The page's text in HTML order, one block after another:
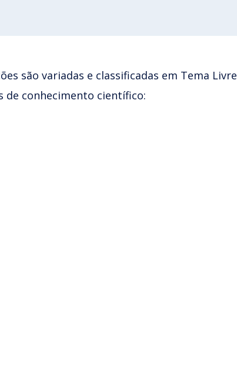
são variadas e classificadas em Tema Livre
de conhecimento científico: